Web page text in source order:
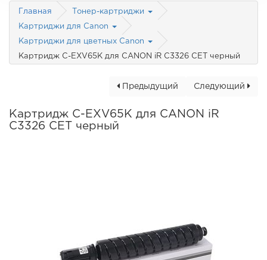
Главная Тонер-картриджи
Картриджи для Canon
Картриджи для цветных Canon
Картридж C-EXV65K для CANON iR C3326 CET черный
Следующий
Предыдущий
Картридж C-EXV65K для CANON iR
C3326 CET черный